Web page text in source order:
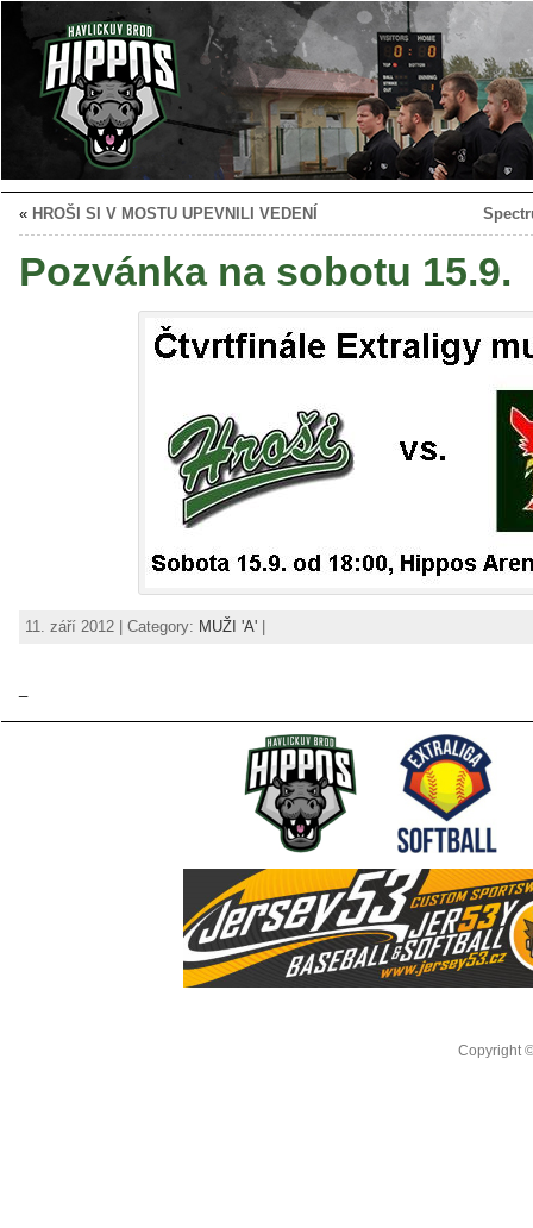
« HROŠI SI V MOSTU UPEVNILI VEDENÍ
Pozvánka na sobotu 15.9.
11. září 2012 | Category: MUŽI 'A' |
Copyright